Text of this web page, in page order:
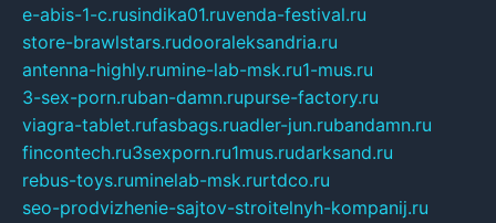
e-abis-1-c.rusindika01.ruvenda-festival.ru
store-brawlstars.rudooraleksandria.ru
antenna-highly.rumine-lab-msk.ru1-mus.ru
3-sex-porn.ruban-damn.rupurse-factory.ru
viagra-tablet.rufasbags.ruadler-jun.rubandamn.ru
fincontech.ru3sexporn.ru1mus.rudarksand.ru
rebus-toys.ruminelab-msk.rurtdco.ru
seo-prodvizhenie-sajtov-stroitelnyh-kompanij.ru